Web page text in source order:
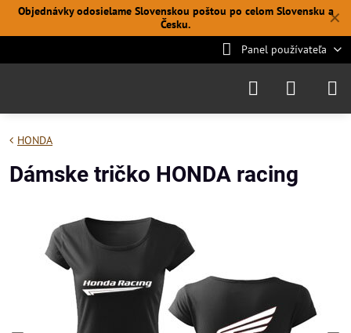
✕
Objednávky odosielame Slovenskou poštou po celom Slovensku a
Česku.
Panel používateľa
HONDA
Dámske tričko HONDA racing